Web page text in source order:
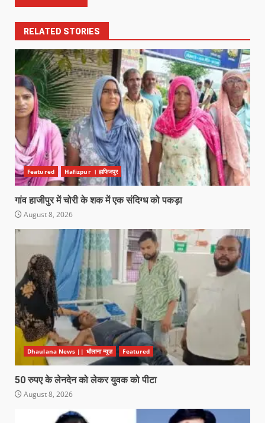
RELATED STORIES
Featured Hafizpur । हाफिजपुर
गांव हाजीपुर में चोरी के शक में एक संदिग्ध को पकड़ा
August 8, 2026
Dhaulana News || धौलाना न्यूज़ Featured
50 रुपए के लेनदेन को लेकर युवक को पीटा
August 8, 2026